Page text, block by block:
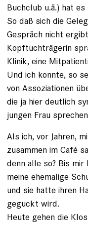
Buchclub u.ä.) hat
So daß sich die
Gespräch nicht
Kopftuchträgerin
Klinik, eine
Und ich konnte, so
von Assoziationen
die ja hier deutlich
jungen Frau
Als ich, vor Jahren,
zusammen im Café
denn alle so? Bis
meine ehemalige
und sie hatte ihren
geguckt wird.
Heute gehen die